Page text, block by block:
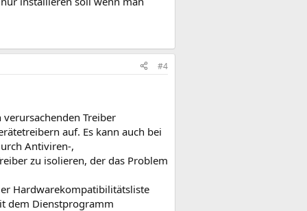
#4
Treiber
auf. Es kann auch bei
Antiviren-,
zu isolieren, der das Problem
Hardwarekompatibilitätsliste
dem Dienstprogramm